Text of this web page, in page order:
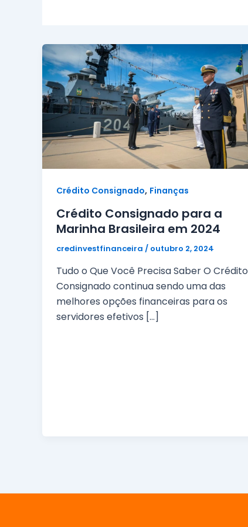
Crédito Consignado, Finanças
Crédito Consignado para a
Marinha Brasileira em 2024
credinvestfinanceira / outubro 2, 2024
Tudo o Que Você Precisa Saber O Crédito
Consignado continua sendo uma das
melhores opções financeiras para os
servidores efetivos […]